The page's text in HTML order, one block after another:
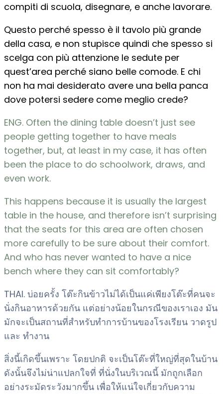
compiti di scuola, disegnare, e anche lavorare.
Questo perché spesso è il tavolo più grande
della casa, e non stupisce quindi che spesso si
scelga con più attenzione le sedute per
quest’area perché siano belle comode. E chi
non ha mai desiderato avere una bella panca
dove potersi sedere come meglio crede?
ENG. Often the dining table doesn’t just see
people getting together to have meals
together, but, at least in my case, it has often
been the place to do schoolwork, draws, and
even work.
This happens because it is usually the largest
table in the house, and therefore isn’t surprising
that the seats for this area are often chosen
more carefully to be sure about their comfort.
And who has never wanted to have a nice
bench where they can sit comfortably?
THAI. บ่อยครั้ง โต๊ะกินข้าวไม่ได้เป็นแค่เพียงโต๊ะที่คนจะ
นั่งกินอาหารด้วยกัน แต่อย่างน้อยในกรณีของเราเอง มัน
มักจะเป็นสถานที่สำหรับทำการบ้านของโรงเรียน วาดรูป
และ ทำงาน
สิ่งนี้เกิดขึ้นเพราะ โดยปกติ จะเป็นโต๊ะที่ใหญ่ที่สุดในบ้าน
ดังนั้นจึงไม่น่าแปลกใจที่ ที่นั่งในบริเวณนี้ มักถูกเลือก
อย่างระมัดระวังมากขึ้น เพื่อให้แน่ใจเกี่ยวกับความ